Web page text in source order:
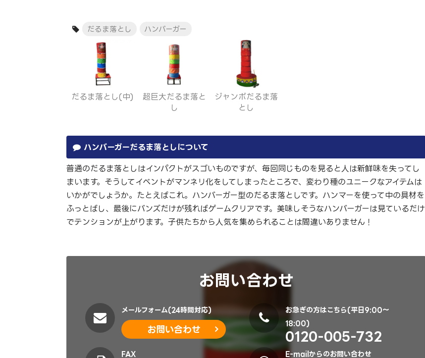
だるま落とし ハンバーガー
だるま落とし(中)
超巨大だるま落と
し
ジャンボだるま落
とし
ハンバーガーだるま落としについて
普通のだるま落としはインパクトがスゴいものですが、毎回同じものを見ると人は新鮮味を失ってし
まいます。そうしてイベントがマンネリ化をしてしまったところで、変わり種のユニークなアイテムは
いかがでしょうか。たとえばこれ。ハンバーガー型のだるま落としです。ハンマーを使って中の具材を
ふっとばし、最後にバンズだけが残ればゲームクリアです。美味しそうなハンバーガーは見ているだけ
でテンションが上がります。子供たちから人気を集められることは間違いありません！
お問い合わせ
メールフォーム(24時間対応)
お問い合わせ
お急ぎの方はこちら(平日9:00～
18:00)
0120-005-732
FAX E-mailからのお問い合わせ